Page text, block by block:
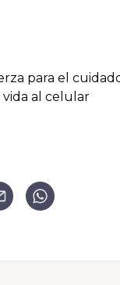
para el
al celular